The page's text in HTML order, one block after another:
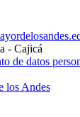
- Cajicá
de datos